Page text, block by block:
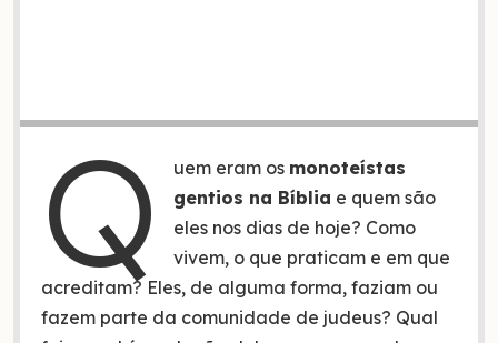
Q uem eram os monoteístas
gentios na Bíblia e quem são
eles nos dias de hoje? Como
vivem, o que praticam e em que
acreditam? Eles, de alguma forma, faziam ou
fazem parte da comunidade de judeus? Qual